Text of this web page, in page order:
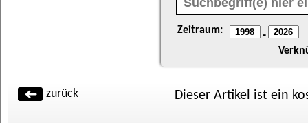
Zeitraum: -
zurück Dieser Artikel ist ein